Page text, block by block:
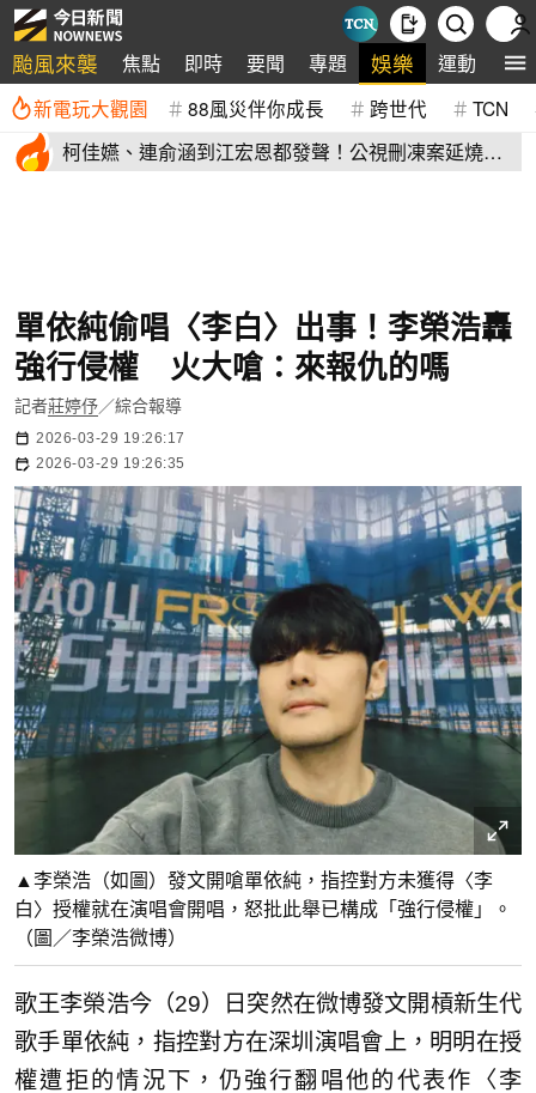
颱風來襲 焦點 即時 要聞 專題 娛樂 運動 全
新電玩大觀園 88風災伴你成長 跨世代 TCN
柯佳嬿、連俞涵到江宏恩都發聲！公視刪凍案延燒
單依純偷唱〈李白〉出事！李榮浩轟
強行侵權 火大嗆：來報仇的嗎
記者莊婷伃／綜合報導
2026-03-29 19:26:17
2026-03-29 19:26:35
▲李榮浩（如圖）發文開嗆單依純，指控對方未獲得〈李
白〉授權就在演唱會開唱，怒批此舉已構成「強行侵權」。
（圖／李榮浩微博）
歌王李榮浩今（29）日突然在微博發文開槓新生代
歌手單依純，指控對方在深圳演唱會上，明明在授
權遭拒的情況下，仍強行翻唱他的代表作〈李